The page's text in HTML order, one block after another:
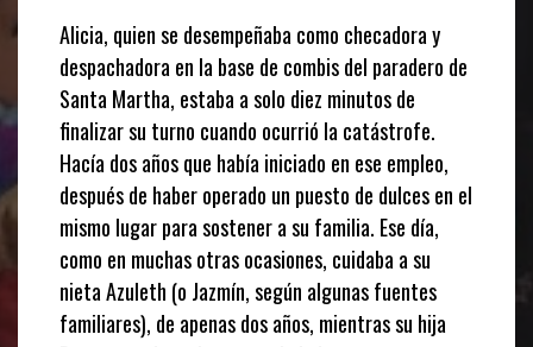
Alicia, quien se desempeñaba como checadora y
despachadora en la base de combis del paradero de
Santa Martha, estaba a solo diez minutos de
finalizar su turno cuando ocurrió la catástrofe.
Hacía dos años que había iniciado en ese empleo,
después de haber operado un puesto de dulces en el
mismo lugar para sostener a su familia. Ese día,
como en muchas otras ocasiones, cuidaba a su
nieta Azuleth (o Jazmín, según algunas fuentes
familiares), de apenas dos años, mientras su hija